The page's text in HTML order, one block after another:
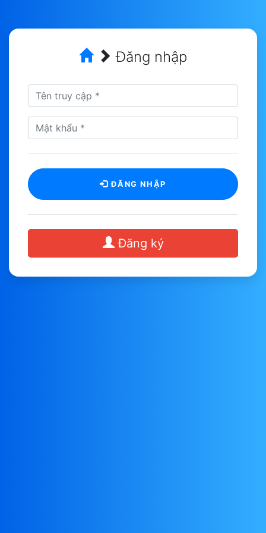
Đăng nhập
ĐĂNG NHẬP
Đăng ký